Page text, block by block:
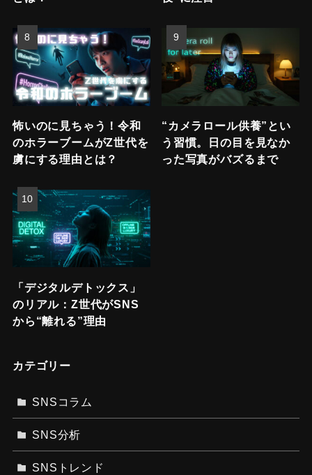
怖いのに見ちゃう！令和
のホラーブームがZ世代を
虜にする理由とは？
“カメラロール供養”とい
う習慣。日の目を見なか
った写真がバズるまで
「デジタルデトックス」
のリアル：Z世代がSNS
から“離れる”理由
カテゴリー
SNSコラム
SNS分析
SNSトレンド